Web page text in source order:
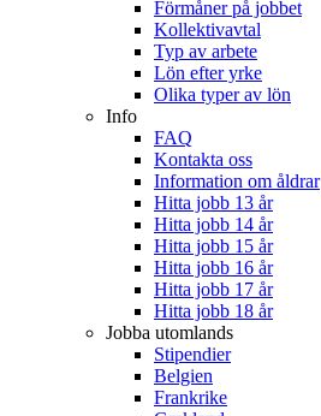
Förmåner på jobbet
Kollektivavtal
Typ av arbete
Lön efter yrke
Olika typer av lön
Info
FAQ
Kontakta oss
Information om åldrar
Hitta jobb 13 år
Hitta jobb 14 år
Hitta jobb 15 år
Hitta jobb 16 år
Hitta jobb 17 år
Hitta jobb 18 år
Jobba utomlands
Stipendier
Belgien
Frankrike